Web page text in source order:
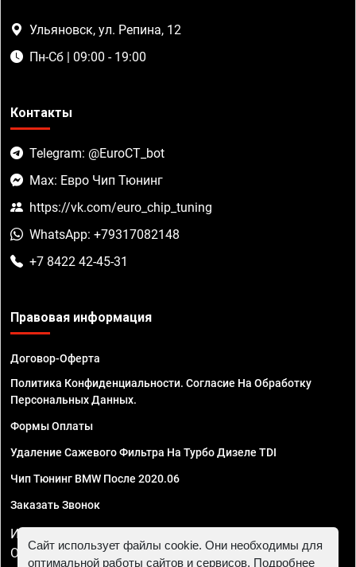
Ульяновск, ул. Репина, 12
Пн-Сб | 09:00 - 19:00
Контакты
Telegram: @EuroCT_bot
Max: Евро Чип Тюнинг
https://vk.com/euro_chip_tuning
WhatsApp: +79317082148
+7 8422 42-45-31
Правовая информация
Договор-Оферта
Политика Конфиденциальности. Согласие На Обработку
Персональных Данных.
Формы Оплаты
Удаление Сажевого Фильтра На Турбо Дизеле TDI
Чип Тюнинг BMW После 2020.06
Заказать Звонок
ИП Смирнов Георгий Павлович. ИНН 781302555843,
ОГРНИП 324470400032610
Сайт использует файлы cookie. Они необходимы для
оптимальной работы сайтов и сервисов. Подробнее